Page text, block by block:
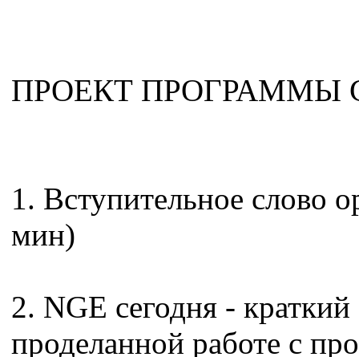
ПРОЕКТ ПРОГРАММЫ
1. Вступительное слово
мин)
2. NGE сегодня -
проделанной работе с